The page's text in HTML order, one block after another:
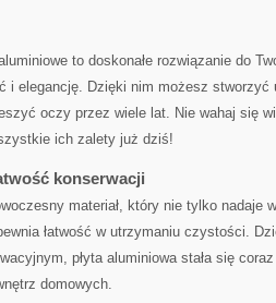
to doskonałe rozwiązanie do
i elegancję. Dzięki nim możesz stworzyć
oczy‍ przez wiele lat. Nie wahaj się
ich zalety już dziś!
konserwacji
⁣materiał, który nie tylko nadaje
łatwość w utrzymaniu czystości.
płyta aluminiowa⁤ stała się
domowych.